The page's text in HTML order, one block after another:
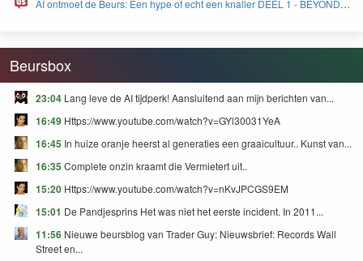
AI ontmoet de Beurs: Een hype of echt een knaller DEEL 1 - BEYOND
Beursbox
23:04 Lang leve de AI tijdperk! Aansluitend aan mijn berichten van...
16:49 Https://www.youtube.com/watch?v=GYl30031YeA
16:45 In huize oranje heerst al generaties een graaicultuur.. Kunst van...
16:35 Complete onzin kraamt die Vermietert uit..
15:20 Https://www.youtube.com/watch?v=nKvJPCGS9EM
15:01 De Pandjesprins Het was niet het eerste incident. In 2011...
11:56 Nieuwe beursblog van Trader Guy: Nieuwsbrief: Records Wall
Street en...